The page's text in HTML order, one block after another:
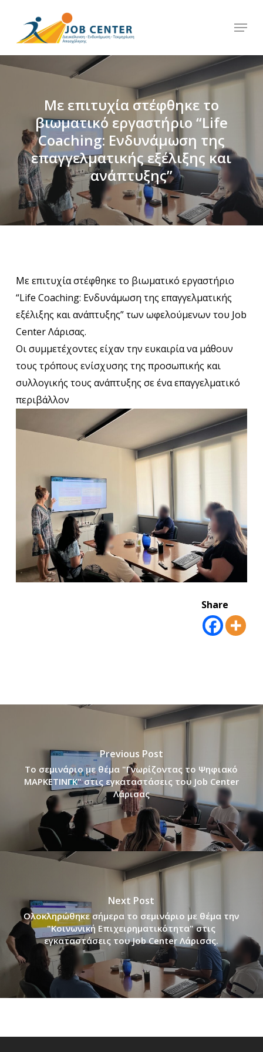
main
content
Menu
Με επιτυχία στέφθηκε το
βιωματικό εργαστήριο “Life
Coaching: Ενδυνάμωση της
επαγγελματικής εξέλιξης και
ανάπτυξης”
Με επιτυχία στέφθηκε το βιωματικό εργαστήριο
“Life Coaching: Ενδυνάμωση της επαγγελματικής
εξέλιξης και ανάπτυξης” των ωφελούμενων του Job
Center Λάρισας.
Οι συμμετέχοντες είχαν την ευκαιρία να μάθουν
τους τρόπους ενίσχυσης της προσωπικής και
συλλογικής τους ανάπτυξης σε ένα επαγγελματικό
περιβάλλον
Share
Previous Post
Το σεμινάριο με θέμα "Γνωρίζοντας το Ψηφιακό
ΜΑΡΚΕΤΙΝΓΚ" στις εγκαταστάσεις του Job Center
Λάρισας
Next Post
Ολοκληρώθηκε σήμερα το σεμινάριο με θέμα την
"Κοινωνική Επιχειρηματικότητα" στις
εγκαταστάσεις του Job Center Λάρισας.
Menu